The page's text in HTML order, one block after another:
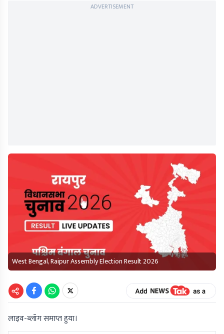
ADVERTISEMENT
West Bengal, Raipur Assembly Election Result 2026
लाइव-ब्लॉग समाप्त हुया।